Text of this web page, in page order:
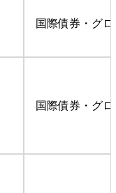
国際債券・グ
国際債券・グ